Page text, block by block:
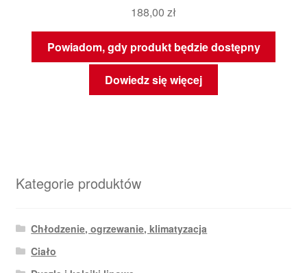
188,00 zł
Powiadom, gdy produkt będzie dostępny
Dowiedz się więcej
Kategorie produktów
Chłodzenie, ogrzewanie, klimatyzacja
Ciało